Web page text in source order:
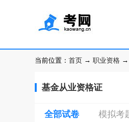
当前位置： 首页 → 职业资格 →
基金从业资格证
全部试卷 模拟考